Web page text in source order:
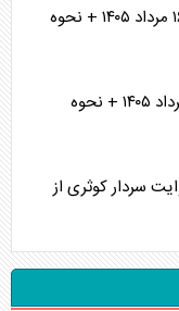
جدول قطعی برق استان فارس فردا جمعه ۱۶ مرداد ۱۴۰۵ + نحوه
جدول قطعی برق استان قم فردا جمعه ۱۶ مرداد ۱۴۰۵ + نحوه
سردار کوثری از